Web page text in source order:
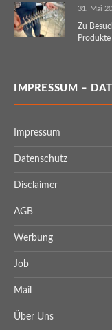
31. Mai
Zu
IMPRESSUM –
Impressum
Datenschutz
Disclaimer
AGB
Werbung
Job
Mail
Über Uns